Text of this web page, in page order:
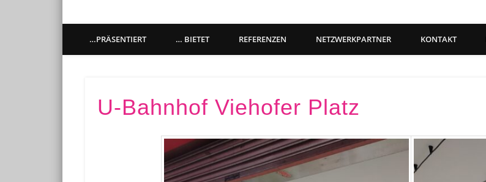
…PRÄSENTIERT … BIETET REFERENZEN NETZWERKPARTNER KONTAKT
U-Bahnhof Viehofer Platz